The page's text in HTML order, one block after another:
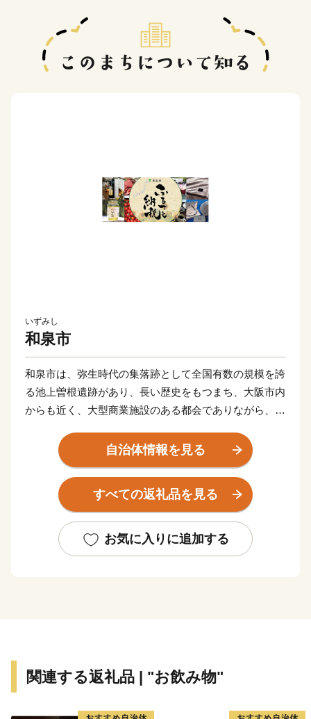
いずみし
和泉市
和泉市は、弥生時代の集落跡として全国有数の規模を誇
る池上曽根遺跡があり、長い歴史をもつまち、大阪市内
からも近く、大型商業施設のある都会でありながら、昔
ニックも気軽に楽しめるトカイナカなまち和泉市です。
自治体情報を見る
すべての返礼品を見る
お気に入りに追加する
関連する返礼品 | "お飲み物"